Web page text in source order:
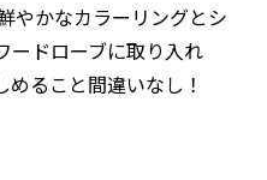
かなカラーリングとシ
ードローブに取り入れ
ること間違いなし！